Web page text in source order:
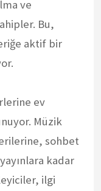
ve
Bu,
aktif bir
ev
Müzik
sohbet
kadar
ilgi